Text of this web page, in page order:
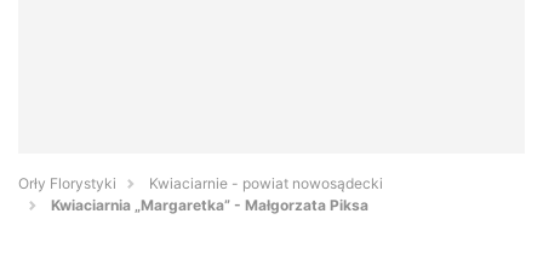
Orły Florystyki
Kwiaciarnie - powiat nowosądecki
Kwiaciarnia „Margaretka” - Małgorzata Piksa